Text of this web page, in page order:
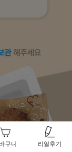
구니 리얼후기